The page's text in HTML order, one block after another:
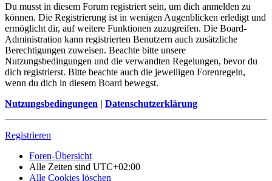
Du musst in diesem Forum registriert sein, um dich anmelden zu
können. Die Registrierung ist in wenigen Augenblicken erledigt und
ermöglicht dir, auf weitere Funktionen zuzugreifen. Die Board-
Administration kann registrierten Benutzern auch zusätzliche
Berechtigungen zuweisen. Beachte bitte unsere
Nutzungsbedingungen und die verwandten Regelungen, bevor du
dich registrierst. Bitte beachte auch die jeweiligen Forenregeln,
wenn du dich in diesem Board bewegst.
Nutzungsbedingungen | Datenschutzerklärung
Registrieren
Foren-Übersicht
Alle Zeiten sind UTC+02:00
Alle Cookies löschen